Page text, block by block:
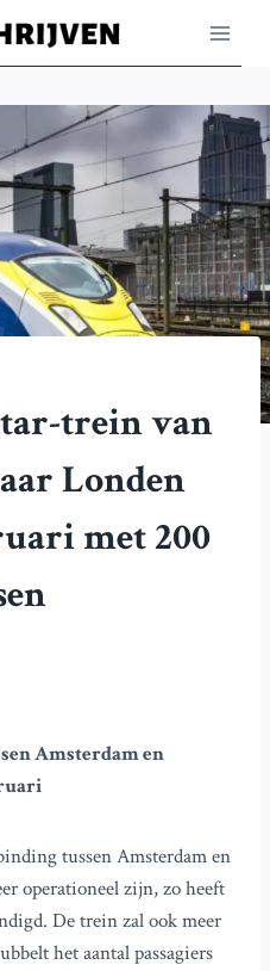
trein van
Londen
met 200
Amsterdam en
tussen Amsterdam en
operationeel zijn, zo heeft
De trein zal ook meer
het aantal passagiers